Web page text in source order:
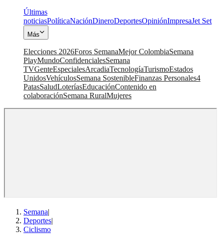
Últimas
noticiasPolíticaNaciónDineroDeportesOpiniónImpresaJet Set
Más
Elecciones 2026Foros SemanaMejor ColombiaSemana
PlayMundoConfidencialesSemana
TVGenteEspecialesArcadiaTecnologíaTurismoEstados
UnidosVehículosSemana SostenibleFinanzas Personales4
PatasSaludLoteríasEducaciónContenido en
colaboraciónSemana RuralMujeres
Semana|
Deportes|
Ciclismo